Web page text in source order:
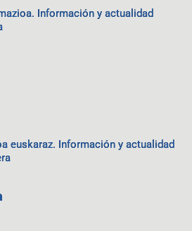
Información y actualidad
euskaraz. Información y actualidad